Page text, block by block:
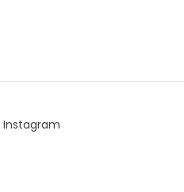
Instagram